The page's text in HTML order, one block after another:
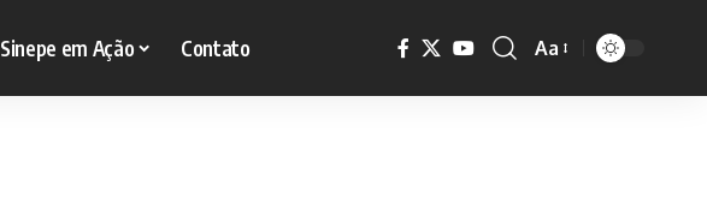
Sinepe em Ação Contato Aa